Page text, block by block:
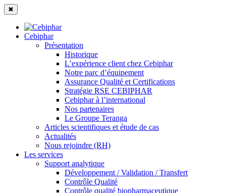
✖
Cebiphar
Présentation
Historique
L’expérience client chez Cebiphar
Notre parc d’équipement
Assurance Qualité et Certifications
Stratégie RSE CEBIPHAR
Cebiphar à l’international
Nos partenaires
Le Groupe Teranga
Articles scientifiques et étude de cas
Actualités
Nous rejoindre (RH)
Les services
Support analytique
Développement / Validation / Transfert
Contrôle Qualité
Contrôle qualité biopharmaceutique